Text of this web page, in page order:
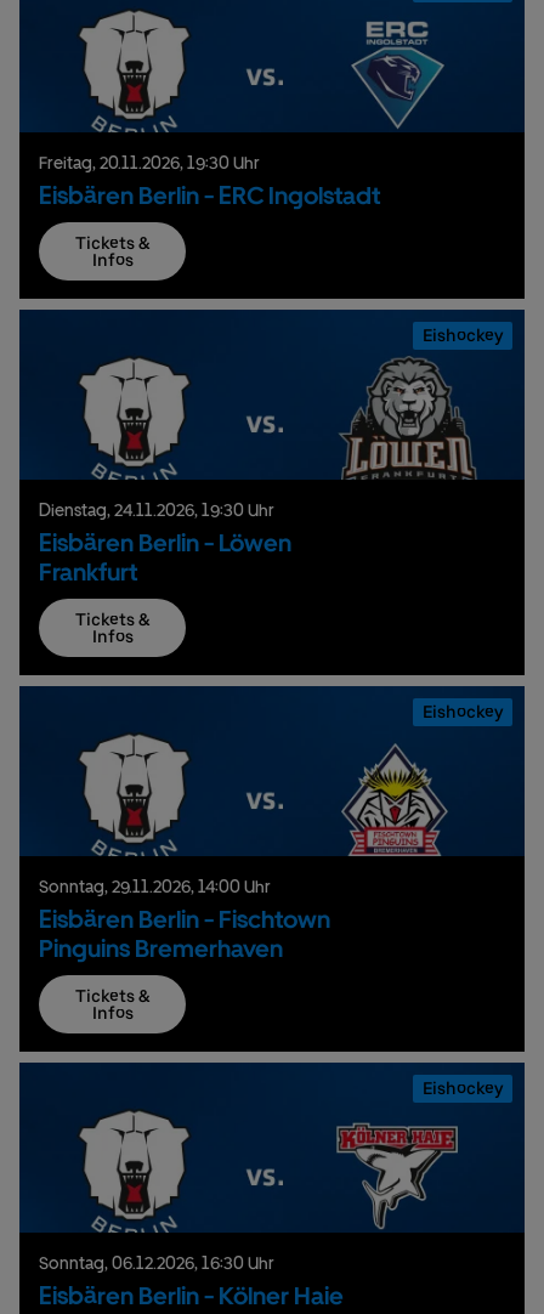
Freitag, 20.11.2026, 19:30 Uhr
Eisbären Berlin - ERC Ingolstadt
Tickets &
Infos
Eishockey
Dienstag, 24.11.2026, 19:30 Uhr
Eisbären Berlin - Löwen
Frankfurt
Tickets &
Infos
Eishockey
Sonntag, 29.11.2026, 14:00 Uhr
Eisbären Berlin - Fischtown
Pinguins Bremerhaven
Tickets &
Infos
Eishockey
Sonntag, 06.12.2026, 16:30 Uhr
Eisbären Berlin - Kölner Haie